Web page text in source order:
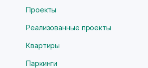
Проекты
Реализованные проекты
Квартиры
Паркинги